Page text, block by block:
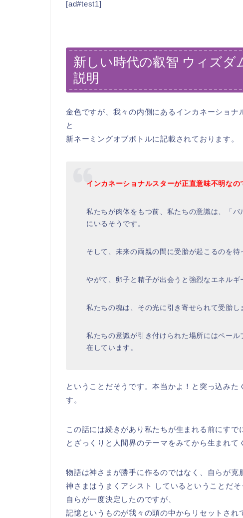
[ad#test1]
新しい時代の叡智 ウィズ
説明
金色ですが、我々の内側にあるインカネーショ
と
新ネーミングオブボトルに記載されております。
インカネーショナルスターが正直意味不明な
私たちが肉体をもつ前、私たちの意識は、「
にいるそうです。
そして、未来の両親の間に受胎が起こるのを待
やがて、卵子と精子が出会うと強烈なエネルギ
私たちの魂は、その光に引き寄せられて受胎し
私たちの意識が引き付けられた場所にはペー
在しています。
ということだそうです。本当かよ！と突っ込み
す。
この話には続きがあり私たちが生まれる前にす
とざっくりと人間界のテーマをみてから生まれ
物語は神さまが勝手に作るのではなく、自らが克
神さまはうまくアシスト しているということだそ
自らが一度決定したのですが、
記憶というものが我々の頭の中からリセットされ